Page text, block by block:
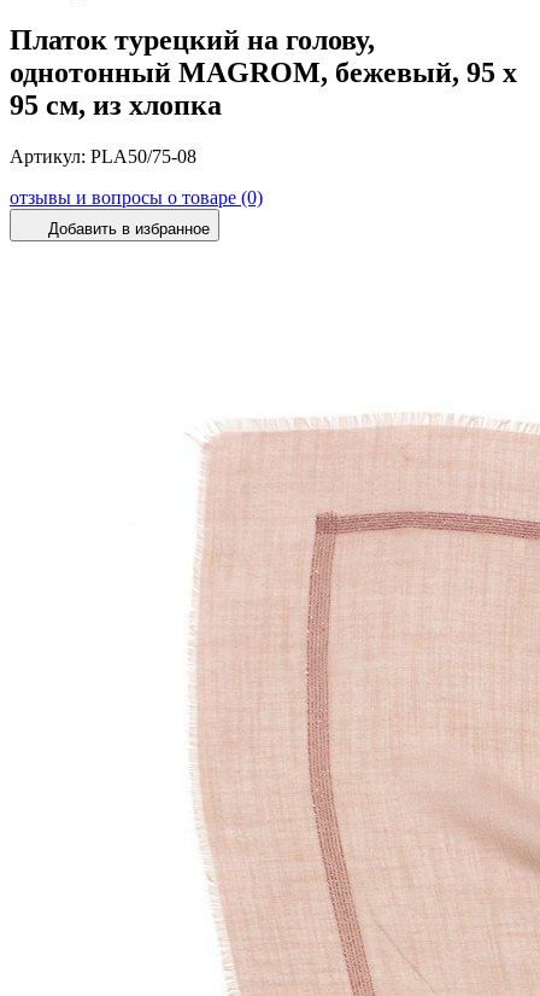
Платок турецкий на голову,
однотонный MAGROM, бежевый, 95 х
95 см, из хлопка
Артикул: PLA50/75-08
отзывы и вопросы о товаре (0)
Добавить в избранное